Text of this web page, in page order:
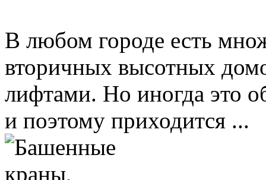
В любом городе есть
вторичных высотных
лифтами. Но иногда это
и поэтому приходится ...